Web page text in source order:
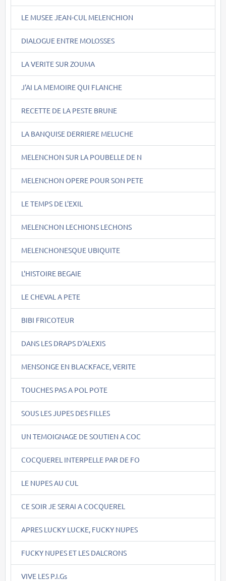
LE MUSEE JEAN-CUL MELENCHION
DIALOGUE ENTRE MOLOSSES
LA VERITE SUR ZOUMA
J'AI LA MEMOIRE QUI FLANCHE
RECETTE DE LA PESTE BRUNE
LA BANQUISE DERRIERE MELUCHE
MELENCHON SUR LA POUBELLE DE N
MELENCHON OPERE POUR SON PETE
LE TEMPS DE L'EXIL
MELENCHON LECHIONS LECHONS
MELENCHONESQUE UBIQUITE
L'HISTOIRE BEGAIE
LE CHEVAL A PETE
BIBI FRICOTEUR
DANS LES DRAPS D'ALEXIS
MENSONGE EN BLACKFACE, VERITE
TOUCHES PAS A POL POTE
SOUS LES JUPES DES FILLES
UN TEMOIGNAGE DE SOUTIEN A COC
COCQUEREL INTERPELLE PAR DE FO
LE NUPES AU CUL
CE SOIR JE SERAI A COCQUEREL
APRES LUCKY LUCKE, FUCKY NUPES
FUCKY NUPES ET LES DALCRONS
VIVE LES P.I.Gs